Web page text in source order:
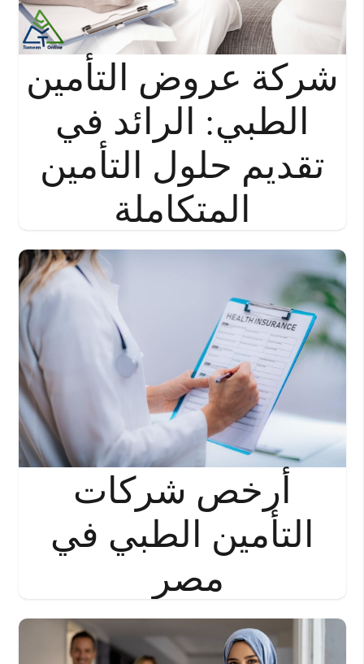
شركة عروض التأمين
الطبي: الرائد في
تقديم حلول التأمين
المتكاملة
أرخص شركات
التأمين الطبي في
مصر